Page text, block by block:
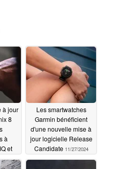
à jour
8
à
et
de
Les smartwatches
Garmin bénéficient
d'une nouvelle mise à
jour logicielle Release
Candidate 11/27/2024